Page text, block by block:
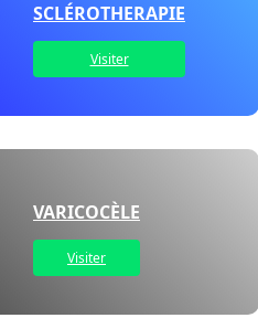
SCLÉROTHERAPIE
Visiter
VARICOCÈLE
Visiter